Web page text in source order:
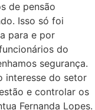
de pensão
Isso só foi
para e por
do
segurança.
interesse do setor
e controlar os
Fernanda Lopes.